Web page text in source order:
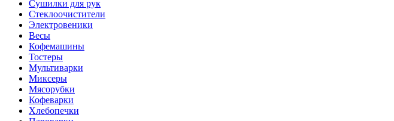
Сушилки для рук
Стеклоочистители
Электровеники
Весы
Кофемашины
Тостеры
Мультиварки
Миксеры
Мясорубки
Кофеварки
Хлебопечки